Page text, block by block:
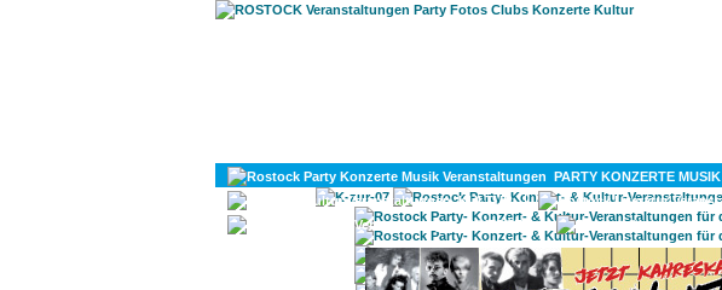
PARTY KONZERTE MUSIK
KULTUR
DIVERSES